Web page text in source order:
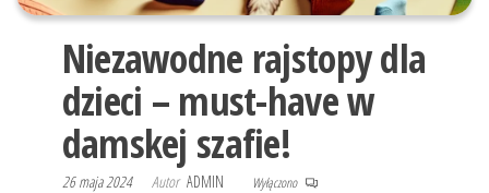
Niezawodne rajstopy dla
dzieci – must-have w
damskej szafie!
26 maja 2024 Autor ADMIN Wyłączono